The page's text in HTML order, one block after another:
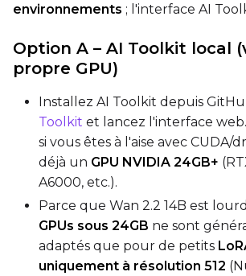
Num
Num
environnements ; l'interface AI
Option A – AI Toolkit local
propre GPU)
Installez AI Toolkit depuis
Toolkit et lancez l'interface
si vous êtes à l'aise avec CUDA/
déjà un GPU NVIDIA 24GB+
A6000, etc.).
Parce que Wan 2.2 14B est
GPUs sous 24GB ne sont
adaptés que pour de petits
uniquement à résolution 512